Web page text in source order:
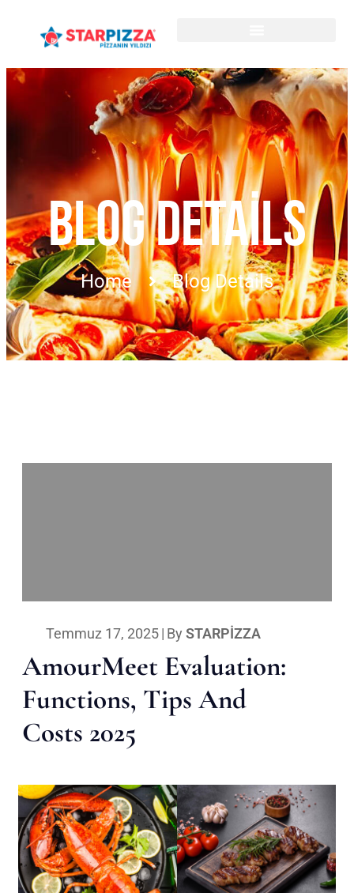
BLOG DETAILS
Home Blog Details
Temmuz 17, 2025| By STARPIZZA
AmourMeet Evaluation:
Functions, Tips And
Costs 2025